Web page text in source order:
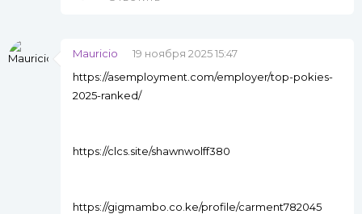
Mauricio
19 ноября 2025 15:47
https://asemployment.com/employer/top-pokies-
2025-ranked/
https://clcs.site/shawnwolff380
https://gigmambo.co.ke/profile/carment782045